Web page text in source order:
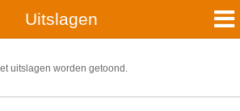
Uitslagen
uitslagen worden getoond.